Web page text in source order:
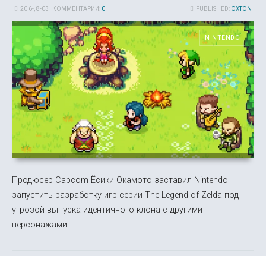
PUBLISHED: OXTON
20 6-, 8-03 КОММЕНТАРИИ: 0
NINTENDO
Продюсер Capcom Ёсики Окамото заставил Nintendo
запустить разработку игр серии The Legend of Zelda под
угрозой выпуска идентичного клона с другими
персонажами.